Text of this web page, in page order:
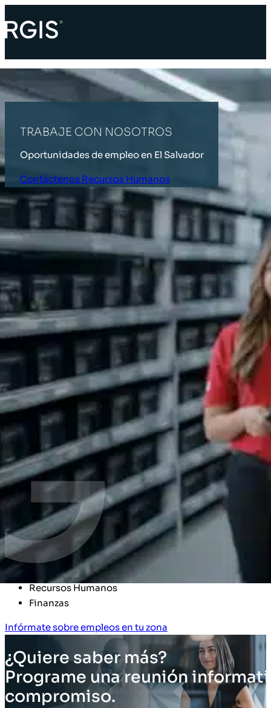
TRABAJE CON NOSOTROS
Oportunidades de empleo en El Salvador
Contáctenos Recursos Humanos
TRABAJE CON NOSOTROS
Contador de Mercancía
Si buscas trabajo para generar un ingreso extra, tener un
Como empresa líder a nivel global, estamos en busca de
una empresa que premia el desempeño y compromiso en
Ofrecemos:
Capacitación pagada
Oportunidades de desarrollo
Trabajo en equipo
Trabajar en diferentes lugares
Horario flexible
Infórmate sobre empleos en tu zona
Oportunidades Profesionales
Tenemos vacantes que ofrecen apoyo táctico y
Administrativo​
Ventas
Tecnología de la Información (Sistemas)
Recursos Humanos
Finanzas​
Infórmate sobre empleos en tu zona
¿Quiere saber más?
Programe una reunión
compromiso.